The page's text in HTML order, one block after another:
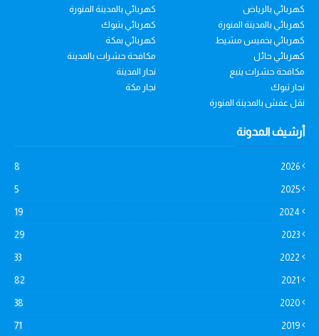
كهربائي بالرياض
كهربائي بالمدينة المنورة
كهربائي بالمدينة المنورة
كهربائي بتبوك
كهربائي بخميس مشيط
كهربائي بمكة
كهربائي حائل
مكافحة حشرات بالمدينة
مكافحة حشرات ينبع
نجار المدينة
نجار تبوك
نجار مكة
نقل عفش بالمدينة المنورة
أرشيف المدونة
2026
8
2025
5
2024
19
2023
29
2022
33
2021
82
2020
38
2019
71